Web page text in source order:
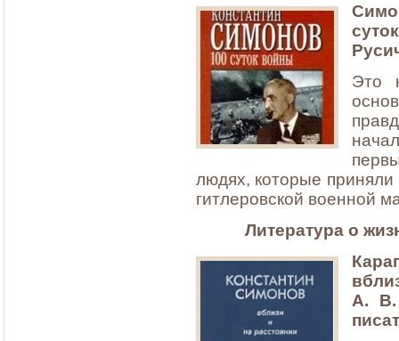
Это
людях, которые
гитлеровской военной
Литература о
А. В.